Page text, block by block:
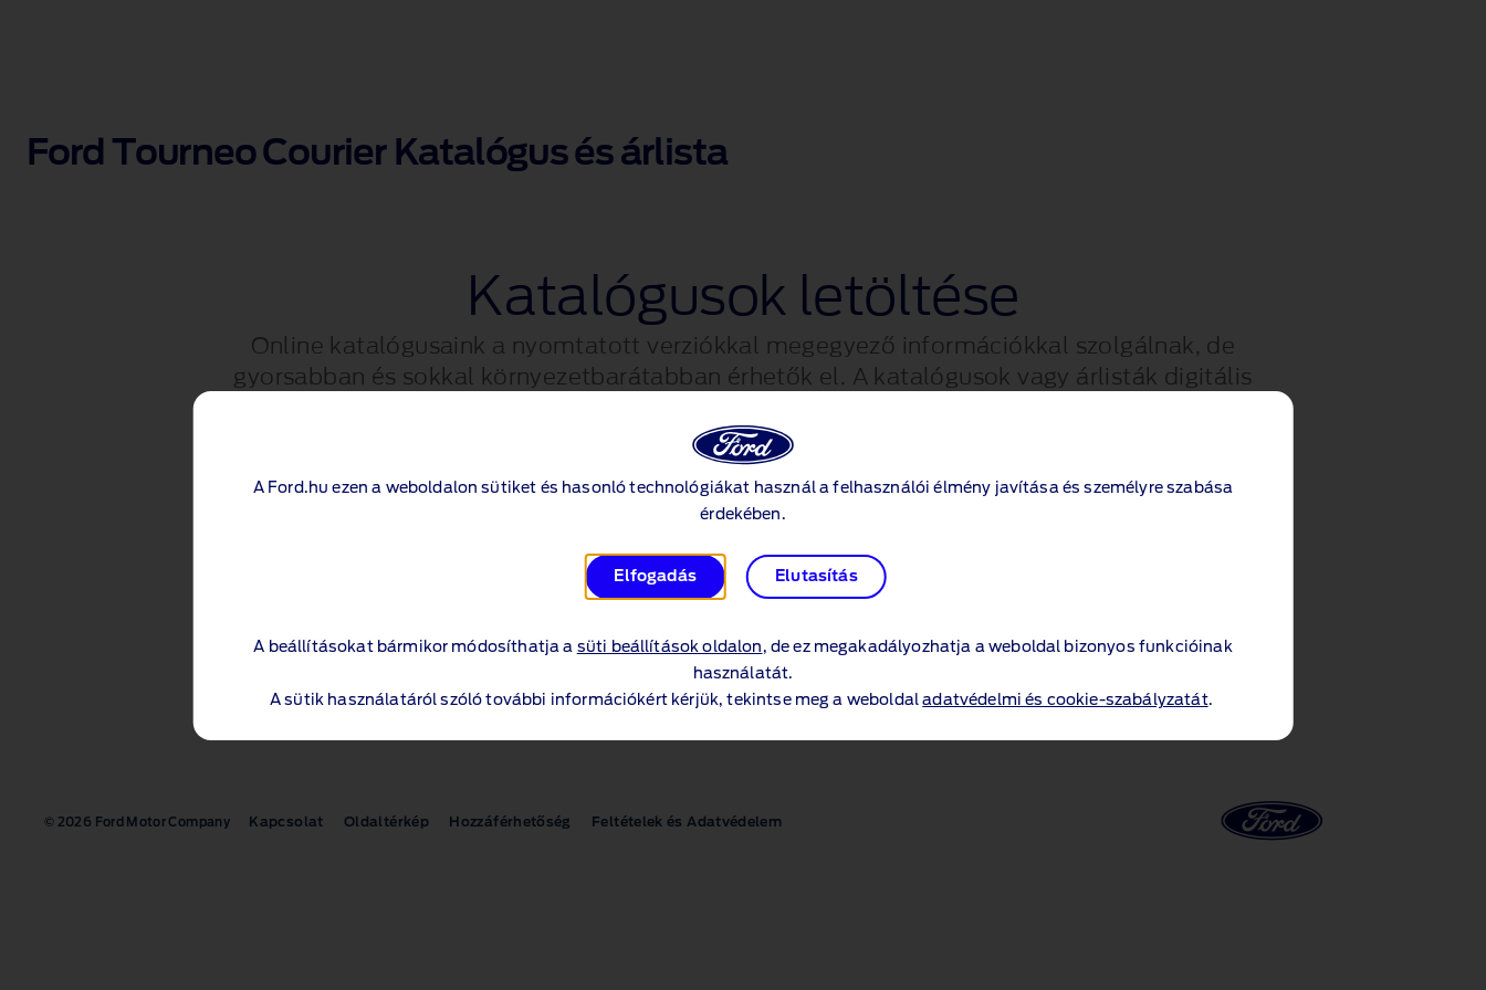
Ford Tourneo Courier Katalógus és árlista
Katalógusok letöltése
Online katalógusaink a nyomtatott verziókkal megegyező információkkal szolgálnak, de
gyorsabban és sokkal környezetbarátabban érhetők el. A katalógusok vagy árlisták digitális
Új Tourneo Courier
műszaki specifikáció (PDF 9.4MB)
Árlisták
Új Tourneo Courier Árlista (PDF 845KB)
A Ford.hu ezen a weboldalon sütiket és hasonló technológiákat használ a felhasználói élmény javítása és személyre szabása
érdekében.
Elfogadás Elutasítás
A beállításokat bármikor módosíthatja a süti beállítások oldalon , de ez megakadályozhatja a weboldal bizonyos funkcióinak
használatát.
A sütik használatáról szóló további információkért kérjük, tekintse meg a weboldaladatvédelmi és cookie-szabályzatát.
© 2026 Ford Motor Company Kapcsolat Oldaltérkép Hozzáférhetőség Feltételek és Adatvédelem